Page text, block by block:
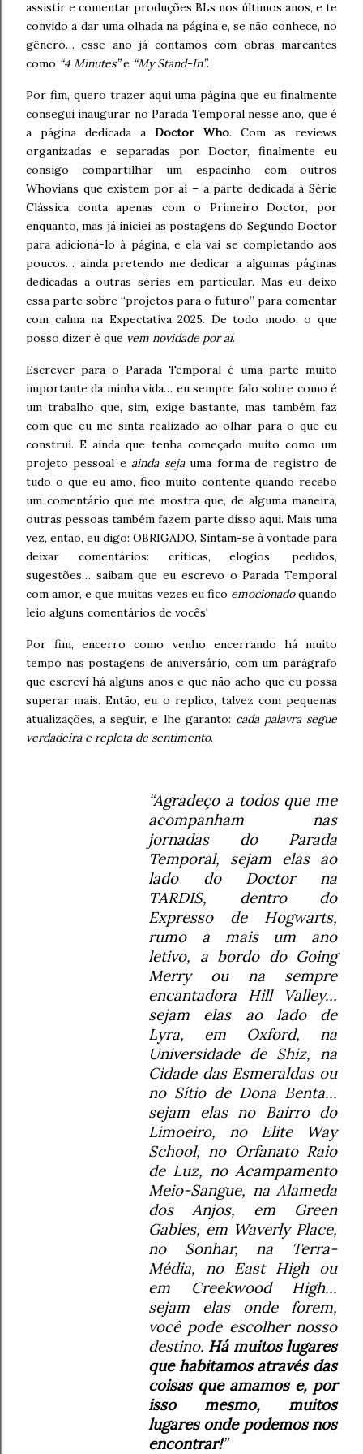
assistir e comentar produções BLs nos últimos anos, e te
convido a dar uma olhada na página e, se não conhece, no
gênero… esse ano já contamos com obras marcantes
como “4 Minutes”e “My Stand-In”.
Por fim, quero trazer aqui uma página que eu finalmente
consegui inaugurar no Parada Temporal nesse ano, que é
a página dedicada a Doctor Who. Com as reviews
organizadas e separadas por Doctor, finalmente eu
consigo compartilhar um espacinho com outros
Whovians que existem por aí – a parte dedicada à Série
Clássica conta apenas com o Primeiro Doctor, por
enquanto, mas já iniciei as postagens do Segundo Doctor
para adicioná-lo à página, e ela vai se completando aos
poucos… ainda pretendo me dedicar a algumas páginas
dedicadas a outras séries em particular. Mas eu deixo
essa parte sobre “projetos para o futuro” para comentar
com calma na Expectativa 2025. De todo modo, o que
posso dizer é que vem novidade por aí.
Escrever para o Parada Temporal é uma parte muito
importante da minha vida… eu sempre falo sobre como é
um trabalho que, sim, exige bastante, mas também faz
com que eu me sinta realizado ao olhar para o que eu
construí. E ainda que tenha começado muito como um
projeto pessoal eainda sejauma forma de registro de
tudo o que eu amo, fico muito contente quando recebo
um comentário que me mostra que, de alguma maneira,
outras pessoas também fazem parte disso aqui. Mais uma
vez, então, eu digo: OBRIGADO. Sintam-se à vontade para
deixar comentários: críticas, elogios, pedidos,
sugestões… saibam que eu escrevo o Parada Temporal
com amor, e que muitas vezes eu fico emocionadoquando
leio alguns comentários de vocês!
Por fim, encerro como venho encerrando há muito
tempo nas postagens de aniversário, com um parágrafo
que escrevi há alguns anos e que não acho que eu possa
superar mais. Então, eu o replico, talvez com pequenas
atualizações, a seguir, e lhe garanto: cada palavra segue
verdadeira e repleta de sentimento.
“Agradeço a todos que me
acompanham nas
jornadas do Parada
Temporal, sejam elas ao
lado do Doctor na
TARDIS, dentro do
Expresso de Hogwarts,
rumo a mais um ano
letivo, a bordo do Going
Merry ou na sempre
encantadora Hill Valley…
sejam elas ao lado de
Lyra, em Oxford, na
Universidade de Shiz, na
Cidade das Esmeraldas ou
no Sítio de Dona Benta…
sejam elas no Bairro do
Limoeiro, no Elite Way
School, no Orfanato Raio
de Luz, no Acampamento
Meio-Sangue, na Alameda
dos Anjos, em Green
Gables, em Waverly Place,
no Sonhar, na Terra-
Média, no East High ou
em Creekwood High…
sejam elas onde forem,
você pode escolher nosso
destino. Há muitos lugares
que habitamos através das
coisas que amamos e, por
isso mesmo, muitos
lugares onde podemos nos
encontrar!”